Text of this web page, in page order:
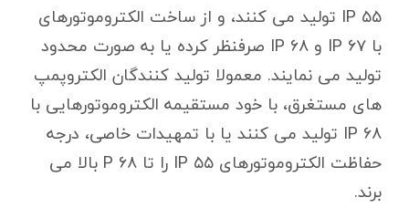
۵۵ IP تولید می کنند، و از ساخت الکتروموتورهای
با ۶۷ IP و ۶۸ IP صرفنظر کرده یا به صورت محدود
تولید می نمایند. معمولا تولید کنندگان الکتروپمپ
های مستغرق، با خود مستقیمه الکتروموتورهایی با
۶۸ IP تولید می کنند یا با تمهیدات خاصی، درجه
حفاظت الکتروموتورهای ۵۵ IP را تا ۶۸ P بالا می
برند.